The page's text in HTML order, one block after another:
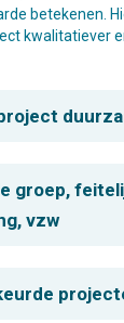
betekenen.
kwalitatiever
groep,
vzw